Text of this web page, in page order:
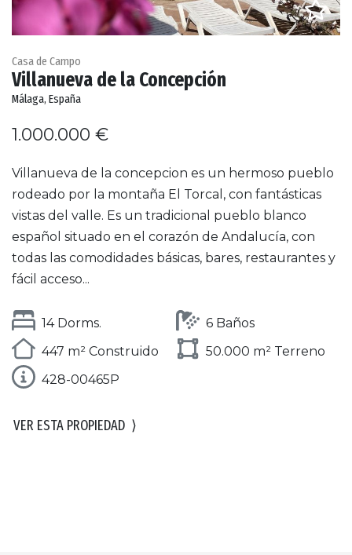
Casa de Campo
Villanueva de la Concepción
Málaga, España
1.000.000 €
Villanueva de la concepcion es un hermoso pueblo
rodeado por la montaña El Torcal, con fantásticas
vistas del valle. Es un tradicional pueblo blanco
español situado en el corazón de Andalucía, con
todas las comodidades básicas, bares, restaurantes y
fácil acceso...
14 Dorms.
6 Baños
447 m² Construido
50.000 m² Terreno
428-00465P
VER ESTA PROPIEDAD ⟩